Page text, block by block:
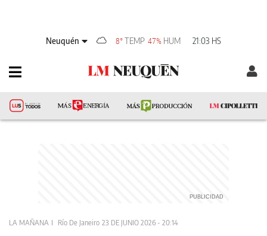
Neuquén 8° TEMP 47% HUM 21:03 HS
LA MAÑANA Río De Janeiro 23 DE JUNIO 2026 - 20:14